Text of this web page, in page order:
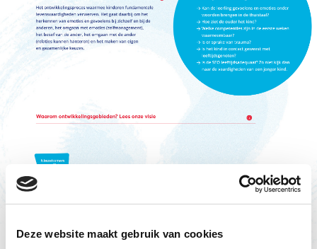
Deze website maakt gebruik van cookies